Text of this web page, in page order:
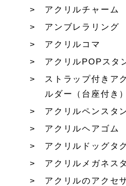
アクリルチャーム
アンブレラリング
アクリルコマ
アクリルPOPスタ
ストラップ付きア
ルダー（台座付き）
アクリルペンスタ
アクリルヘアゴム
アクリルドッグタ
アクリルメガネス
アクリルのアクセ